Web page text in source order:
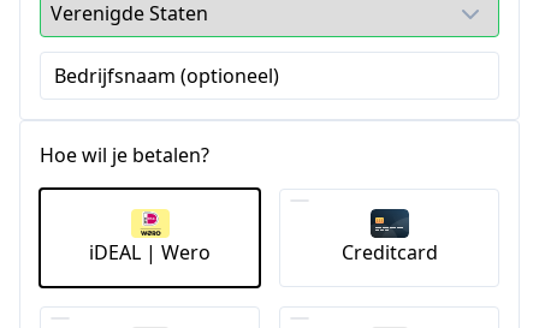
Bedrijfsnaam (optioneel)
Hoe wil je betalen?
iDEAL | Wero Creditcard